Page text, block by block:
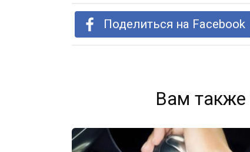
Поделиться на Facebook
Вам также